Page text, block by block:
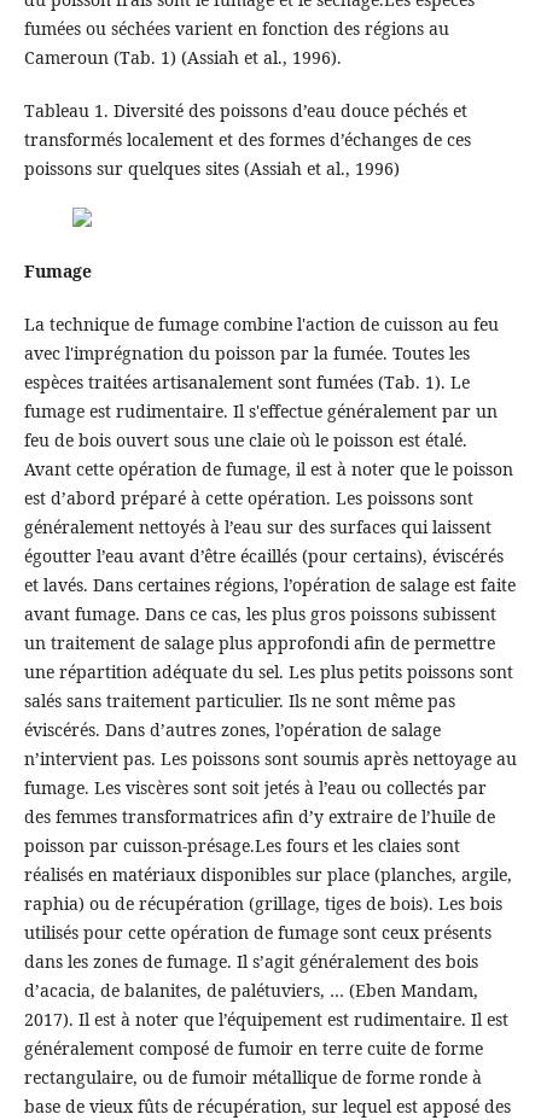
fumées ou séchées varient en fonction des régions au
Cameroun (Tab. 1) (Assiah et al., 1996).
Tableau 1. Diversité des poissons d’eau douce péchés et
transformés localement et des formes d’échanges de ces
poissons sur quelques sites (Assiah et al., 1996)
Fumage
La technique de fumage combine l'action de cuisson au feu
avec l'imprégnation du poisson par la fumée. Toutes les
espèces traitées artisanalement sont fumées (Tab. 1). Le
fumage est rudimentaire. Il s'effectue généralement par un
feu de bois ouvert sous une claie où le poisson est étalé.
Avant cette opération de fumage, il est à noter que le poisson
est d’abord préparé à cette opération. Les poissons sont
généralement nettoyés à l’eau sur des surfaces qui laissent
égoutter l’eau avant d’être écaillés (pour certains), éviscérés
et lavés. Dans certaines régions, l’opération de salage est faite
avant fumage. Dans ce cas, les plus gros poissons subissent
un traitement de salage plus approfondi afin de permettre
une répartition adéquate du sel. Les plus petits poissons sont
salés sans traitement particulier. Ils ne sont même pas
éviscérés. Dans d’autres zones, l’opération de salage
n’intervient pas. Les poissons sont soumis après nettoyage au
fumage. Les viscères sont soit jetés à l’eau ou collectés par
des femmes transformatrices afin d’y extraire de l’huile de
poisson par cuisson-présage.Les fours et les claies sont
réalisés en matériaux disponibles sur place (planches, argile,
raphia) ou de récupération (grillage, tiges de bois). Les bois
utilisés pour cette opération de fumage sont ceux présents
dans les zones de fumage. Il s’agit généralement des bois
d’acacia, de balanites, de palétuviers, … (Eben Mandam,
2017). Il est à noter que l’équipement est rudimentaire. Il est
généralement composé de fumoir en terre cuite de forme
rectangulaire, ou de fumoir métallique de forme ronde à
base de vieux fûts de récupération, sur lequel est apposé des